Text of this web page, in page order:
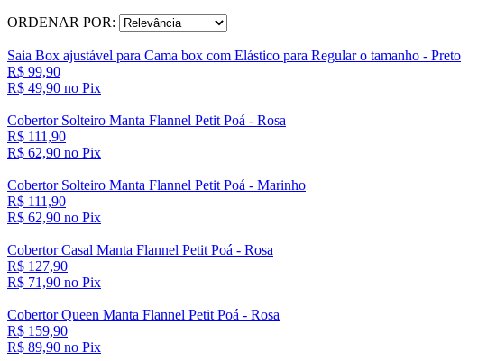
ORDENAR POR:
Saia Box ajustável para Cama box com Elástico para Regular o tamanho - Preto
R$ 99,90
R$ 49,90 no Pix
Cobertor Solteiro Manta Flannel Petit Poá - Rosa
R$ 111,90
R$ 62,90 no Pix
Cobertor Solteiro Manta Flannel Petit Poá - Marinho
R$ 111,90
R$ 62,90 no Pix
Cobertor Casal Manta Flannel Petit Poá - Rosa
R$ 127,90
R$ 71,90 no Pix
Cobertor Queen Manta Flannel Petit Poá - Rosa
R$ 159,90
R$ 89,90 no Pix